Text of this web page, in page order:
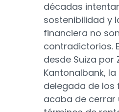
décadas
sostenibilidad y
financiera no
contradictorios.
desde Suiza por
Kantonalbank,
delegada de los
acaba de cerrar